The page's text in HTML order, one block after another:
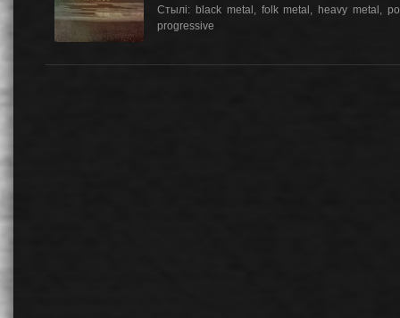
Стылі: black metal , folk metal , heavy metal ,
progressive